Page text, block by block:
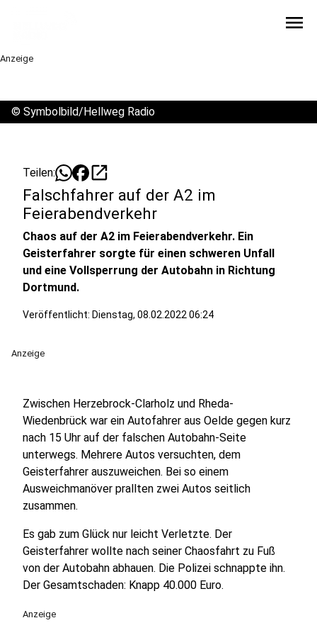
menu
Anzeige
© Symbolbild/Hellweg Radio
Teilen: open_in_new
Falschfahrer auf der A2 im
Feierabendverkehr
Chaos auf der A2 im Feierabendverkehr. Ein
Geisterfahrer sorgte für einen schweren Unfall
und eine Vollsperrung der Autobahn in Richtung
Dortmund.
Veröffentlicht: Dienstag, 08.02.2022 06:24
Anzeige
Zwischen Herzebrock-Clarholz und Rheda-
Wiedenbrück war ein Autofahrer aus Oelde gegen kurz
nach 15 Uhr auf der falschen Autobahn-Seite
unterwegs. Mehrere Autos versuchten, dem
Geisterfahrer auszuweichen. Bei so einem
Ausweichmanöver prallten zwei Autos seitlich
zusammen.
Es gab zum Glück nur leicht Verletzte. Der
Geisterfahrer wollte nach seiner Chaosfahrt zu Fuß
von der Autobahn abhauen. Die Polizei schnappte ihn.
Der Gesamtschaden: Knapp 40.000 Euro.
Anzeige